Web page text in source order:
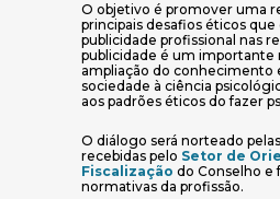
O objetivo é promover uma
principais desafios éticos
publicidade profissional nas
publicidade é um importante
ampliação do conhecimento
sociedade à ciência
aos padrões éticos do fazer
O diálogo será norteado
recebidas pelo Setor de
Fiscalização (abre em
do Conselho e
normativas da profissão.